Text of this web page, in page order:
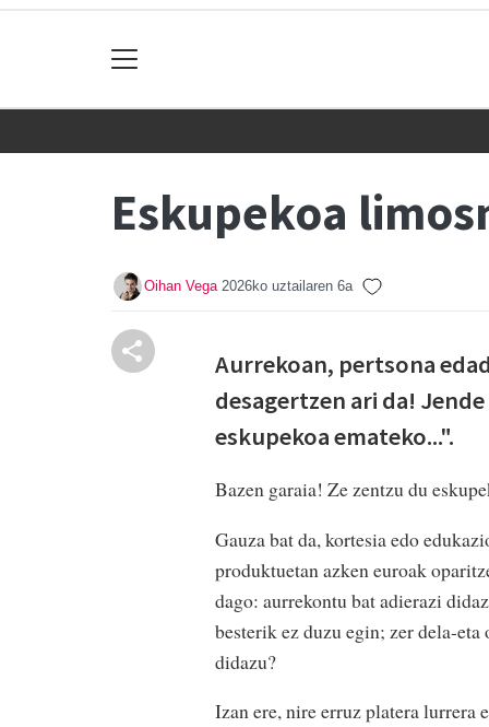
Eskupekoa
Oihan Vega 2026ko uztailaren 6a
Aurrekoan, pertsona
desagertzen ari da!
eskupekoa emateko...".
Bazen garaia! Ze zentzu du
Gauza bat da, kortesia edo
produktuetan azken euroak
dago: aurrekontu bat adierazi
besterik ez duzu egin; zer dela-
didazu?
Izan ere, nire erruz platera lurrera